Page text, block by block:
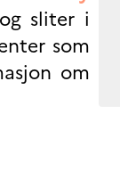
sliter i
som
om